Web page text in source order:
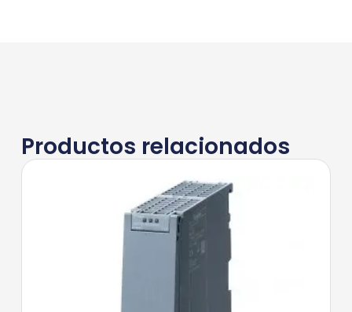
Productos relacionados